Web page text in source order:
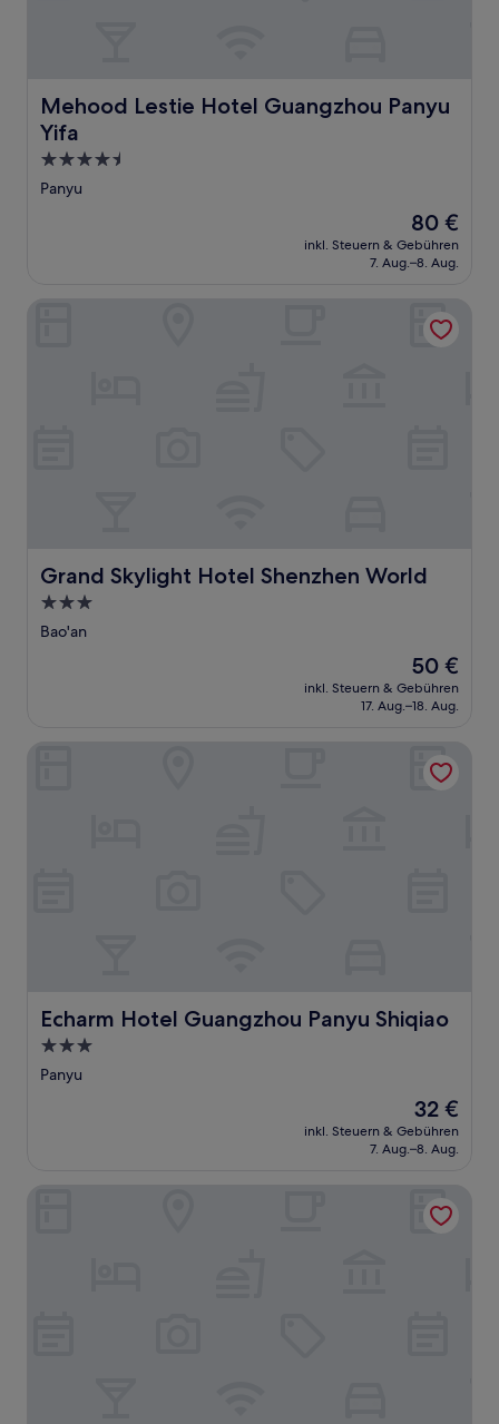
Mehood Lestie Hotel Guangzhou Panyu
Yifa
Mehood Lestie Hotel Guangzhou Panyu Yifa
4.5-
Sterne-
Panyu
Der
Preis
beträgt
80 €
inkl. Steuern & Gebühren
7. Aug.–8. Aug.
Grand Skylight Hotel Shenzhen World
Grand Skylight Hotel Shenzhen World
3.0-
Sterne-
Bao'an
Der
Preis
beträgt
50 €
inkl. Steuern & Gebühren
17. Aug.–18. Aug.
Echarm Hotel Guangzhou Panyu Shiqiao
Echarm Hotel Guangzhou Panyu Shiqiao
3.0-
Sterne-
Panyu
Der
Preis
beträgt
32 €
inkl. Steuern & Gebühren
7. Aug.–8. Aug.